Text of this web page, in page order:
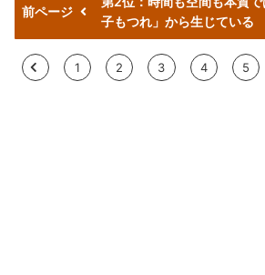
前ページ
子もつれ」から生じている
< 1 2 3 4 5